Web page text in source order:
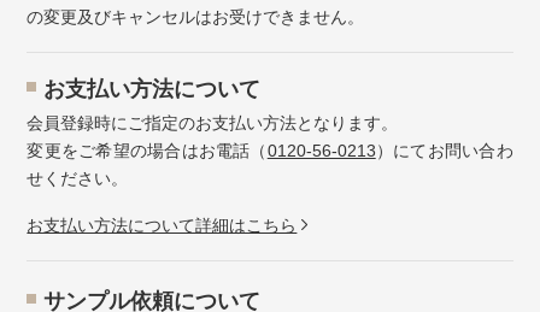
の変更及びキャンセルはお受けできません。
お⽀払い⽅法について
会員登録時にご指定のお支払い方法となります。
変更をご希望の場合はお電話（0120-56-0213）にてお問い合わ
せください。
お⽀払い⽅法について詳細はこちら
サンプル依頼について